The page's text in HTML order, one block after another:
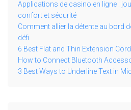
Applications de casino en ligne :
confort et sécurité
Comment allier la détente au bord
défi
6 Best Flat and Thin Extension
How to Connect Bluetooth
3 Best Ways to Underline Text in